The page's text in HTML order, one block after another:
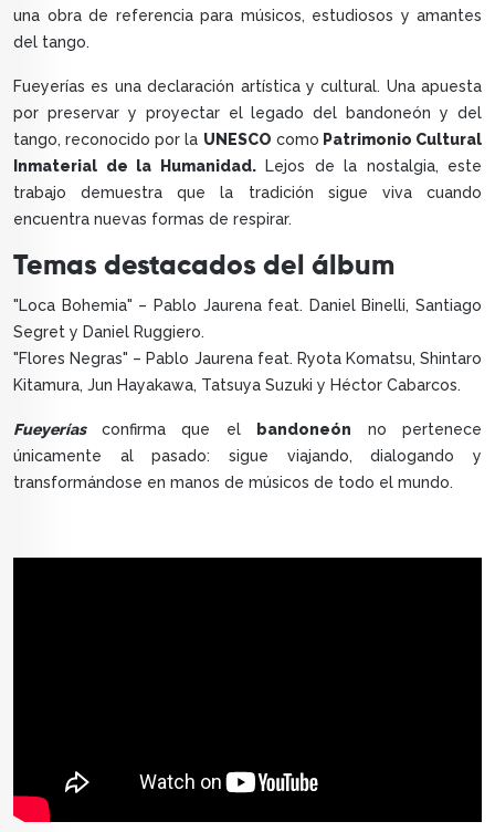
una obra de referencia para músicos, estudiosos y amantes
del tango.
Fueyerías es una declaración artística y cultural. Una apuesta
por preservar y proyectar el legado del bandoneón y del
tango, reconocido por la UNESCO como Patrimonio Cultural
Inmaterial de la Humanidad.Lejos de la nostalgia, este
trabajo demuestra que la tradición sigue viva cuando
encuentra nuevas formas de respirar.
Temas destacados del álbum
"Loca Bohemia" – Pablo Jaurena feat. Daniel Binelli, Santiago
Segret y Daniel Ruggiero.
"Flores Negras" – Pablo Jaurena feat. Ryota Komatsu, Shintaro
Kitamura, Jun Hayakawa, Tatsuya Suzuki y Héctor Cabarcos.
Fueyerías confirma que el bandoneón no pertenece
únicamente al pasado: sigue viajando, dialogando y
transformándose en manos de músicos de todo el mundo.